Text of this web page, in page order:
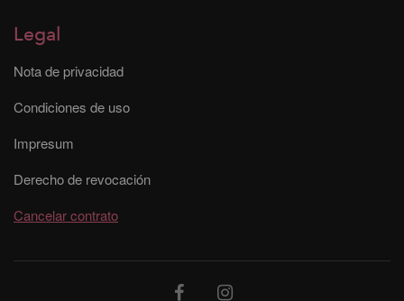
Legal
Nota de privacidad
Condiciones de uso
Impresum
Derecho de revocación
Cancelar contrato